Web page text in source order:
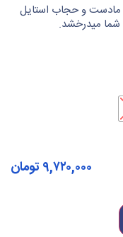
و حجاب استایل
میدرخشد.
۹,۷۲۰,۰۰۰تومان